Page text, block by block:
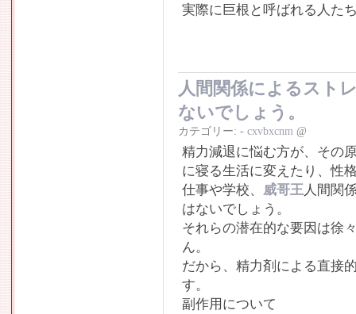
実際に巨根と呼ばれる人た
人間関係によるスト
ないでしょう。
カテゴリー: - cxvbxcnm @
精力減退に悩む方が、その
に寝る生活に変えたり、性
仕事や学校、
威哥王 人間関
はないでしょう。
それらの潜在的な要因は徐
ん。
だから、精力剤による直接
す。
副作用について